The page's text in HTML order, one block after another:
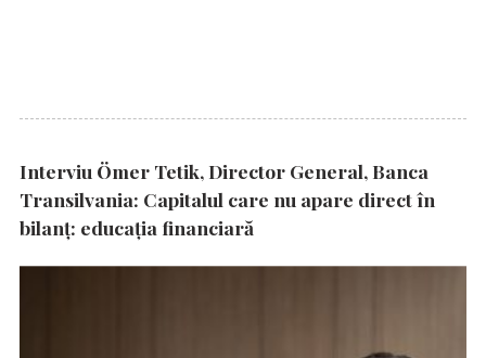
Interviu Ömer Tetik, Director General, Banca
Transilvania: Capitalul care nu apare direct în
bilanț: educația financiară